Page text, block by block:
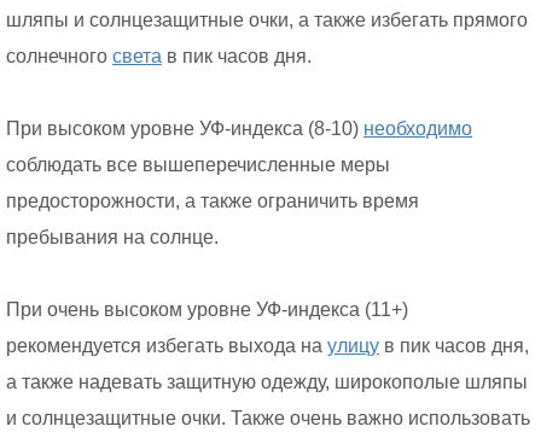
шляпы и солнцезащитные очки, а также избегать прямого
солнечного света в пик часов дня.
При высоком уровне УФ-индекса (8-10) необходимо
соблюдать все вышеперечисленные меры
предосторожности, а также ограничить время
пребывания на солнце.
При очень высоком уровне УФ-индекса (11+)
рекомендуется избегать выхода на улицу в пик часов дня,
а также надевать защитную одежду, широкополые шляпы
и солнцезащитные очки. Также очень важно использовать